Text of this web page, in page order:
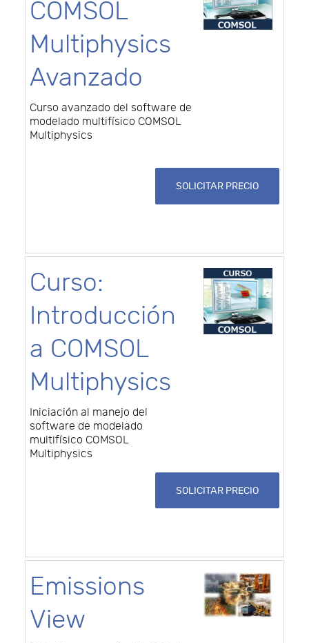
COMSOL
Multiphysics
Avanzado
Curso avanzado del software de
modelado multifísico COMSOL
Multiphysics
SOLICITAR PRECIO
Curso:
Introducción
a COMSOL
Multiphysics
Iniciación al manejo del
software de modelado
multifísico COMSOL
Multiphysics
SOLICITAR PRECIO
Emissions
View